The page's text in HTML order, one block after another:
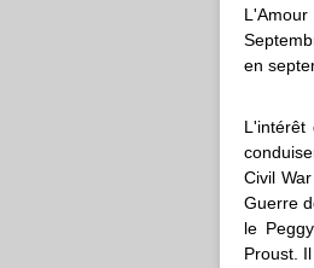
en
L'intérêt
Civil
Guerre
le
Proust.